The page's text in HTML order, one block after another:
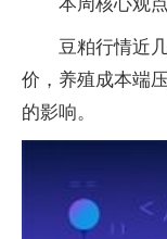
豆粕行情近
价，养殖成本端
的影响。